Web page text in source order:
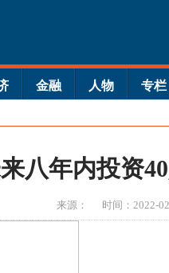
金融 人物 专栏
八年内投资
来源： 时间：2022-